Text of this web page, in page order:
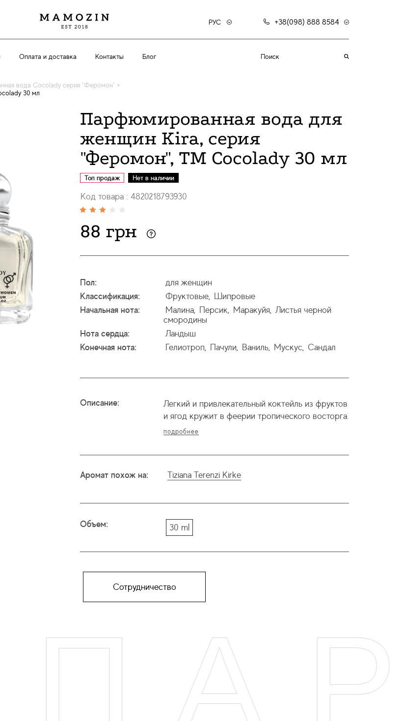
РУС +38(098) 888 8584
Оплата и доставка Контакты Блог
вода Cocolady серия "Феромон" >
30 мл
Парфюмированная вода для
женщин Kira, серия
"Феромон", ТМ Cocolady 30 мл
Топ продаж Нет в наличии
Код товара : 4820218793930
88 грн
Пол:
для женщин
Классификация:
Фруктовые,
Шипровые
Начальная нота:
Малина, Персик, Маракуйя, Листья черной
смородины
Нота сердца:
Ландыш
Конечная нота:
Гелиотроп, Пачули, Ваниль, Мускус, Сандал
Описание:
Легкий и привлекательный коктейль из фруктов
и ягод кружит в феерии тропического восторга.
подробнее
Аромат похож на: Tiziana Terenzi Kirke
Объем: 30 ml
Сотрудничество